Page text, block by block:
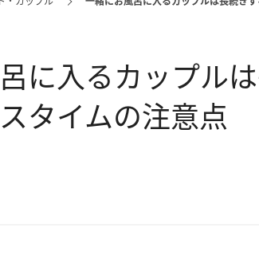
に入るカップル
タイムの注意点